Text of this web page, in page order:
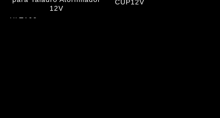
12V
ULT108
CUP12V